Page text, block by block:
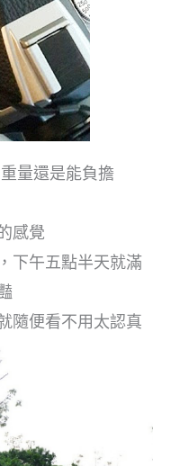
量還是能負擔
感覺
下午五點半天就滿
隨便看不用太認真